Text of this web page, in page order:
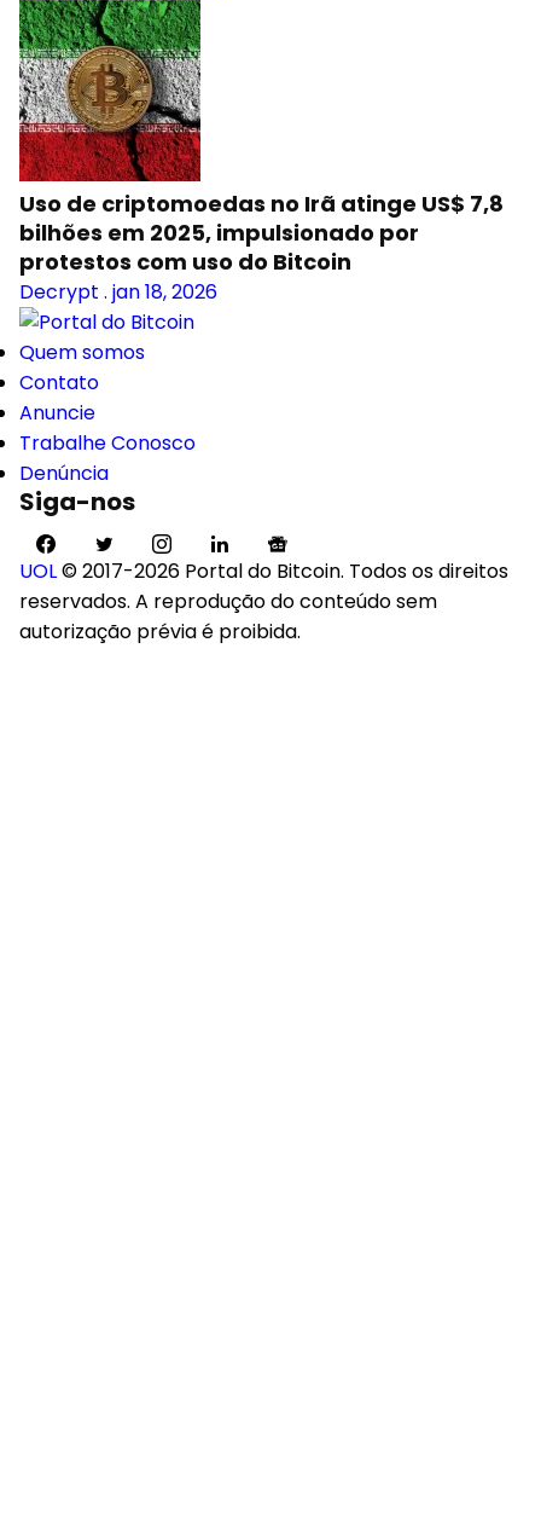
Uso de criptomoedas no Irã atinge US$ 7,8
bilhões em 2025, impulsionado por
protestos com uso do Bitcoin
Decrypt . jan 18, 2026
Quem somos
Contato
Anuncie
Trabalhe Conosco
Denúncia
Siga-nos
UOL© 2017-2026 Portal do Bitcoin. Todos os direitos
reservados. A reprodução do conteúdo sem
autorização prévia é proibida.